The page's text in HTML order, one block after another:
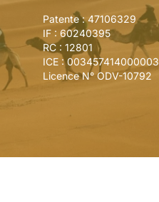
Patente : 47106329
IF : 60240395
RC : 12801
ICE : 003457414000003
Licence N° ODV-10792